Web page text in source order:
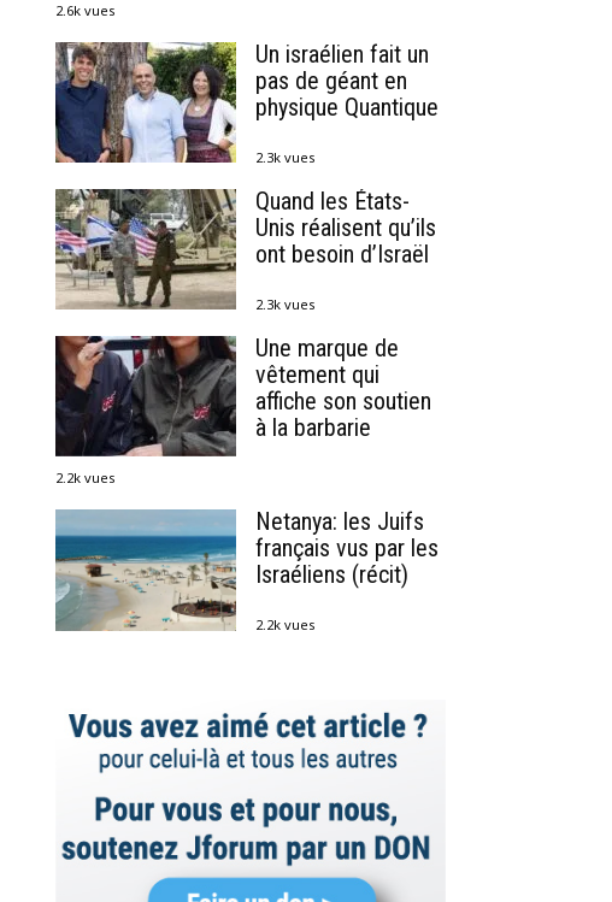
2.6k vues
Un israélien fait un
pas de géant en
physique Quantique
2.3k vues
Quand les États-
Unis réalisent qu’ils
ont besoin d’Israël
2.3k vues
Une marque de
vêtement qui
affiche son soutien
à la barbarie
2.2k vues
Netanya: les Juifs
français vus par les
Israéliens (récit)
2.2k vues